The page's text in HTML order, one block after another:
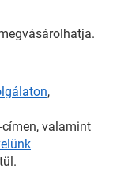
,
címen, valamint